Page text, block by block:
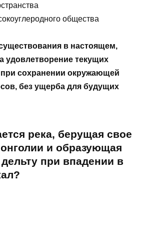
общества
в настоящем,
удовлетворение текущих
при сохранении окружающей
без ущерба для будущих
река, берущая свое
и образующая
при впадении в